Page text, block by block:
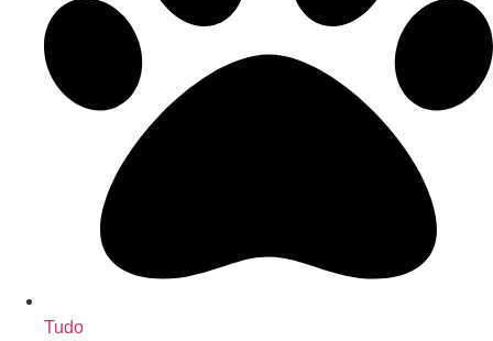
Tudo